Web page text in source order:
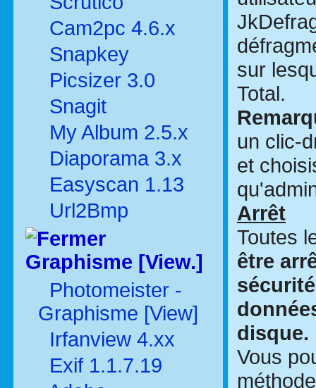
Cam2pc 4.6.x
Snapkey
Picsizer 3.0
Snagit
My Album 2.5.x
Diaporama 3.x
Easyscan 1.13
Url2Bmp
Graphisme [View.]
Photomeister -
Graphisme [View]
Irfanview 4.xx
Exif 1.1.7.19
sur
Total.
un clic-
et
Arrêt
Toutes
être
disque.
Vous